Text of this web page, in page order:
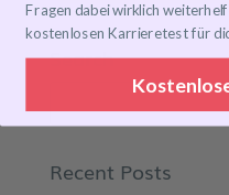
Search
Recent Posts
Fragen dabei wirklich
kostenlosen Karrieretest für